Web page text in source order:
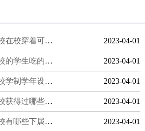
新加坡加拿大国际学校在校穿着可以随意吗？ 2023-04-01
新加坡加拿大国际学校的学生吃的如何？ 2023-04-01
新加坡加拿大国际学校学制学年设置？ 2023-04-01
新加坡加拿大国际学校获得过哪些授权？ 2023-04-01
新加坡加拿大国际学校有哪些下属校区？ 2023-04-01